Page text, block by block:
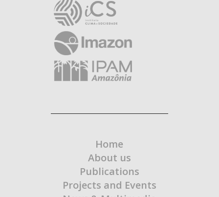
Home
About us
Publications
Projects and Events